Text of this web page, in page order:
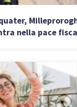
nella pace